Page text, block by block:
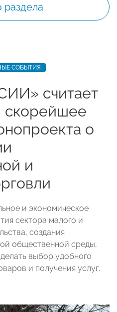
СОБЫТИЯ
считает
скорейшее
о
и
и экономическое
сектора малого и
создания
общественной среды,
выбор удобного
и получения услуг.